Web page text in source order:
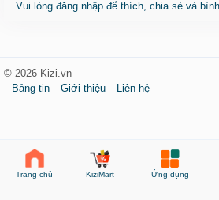
Trang chủ KiziMart Ứng dụng
Vui lòng đăng nhập để thích, chia sẻ và
© 2026 Kizi.vn
Bảng tin
Giới thiệu Liên hệ